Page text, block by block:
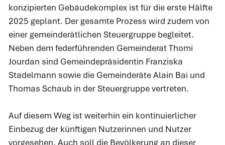
konzipierten Gebäudekomplex ist für die erste Hälfte
2025 geplant. Der gesamte Prozess wird zudem von
einer gemeinderätlichen Steuergruppe begleitet.
Neben dem federführenden Gemeinderat Thomi
Jourdan sind Gemeindepräsidentin Franziska
Stadelmann sowie die Gemeinderäte Alain Bai und
Thomas Schaub in der Steuergruppe vertreten.
Auf diesem Weg ist weiterhin ein kontinuierlicher
Einbezug der künftigen Nutzerinnen und Nutzer
vorgesehen. Auch soll die Bevölkerung an dieser